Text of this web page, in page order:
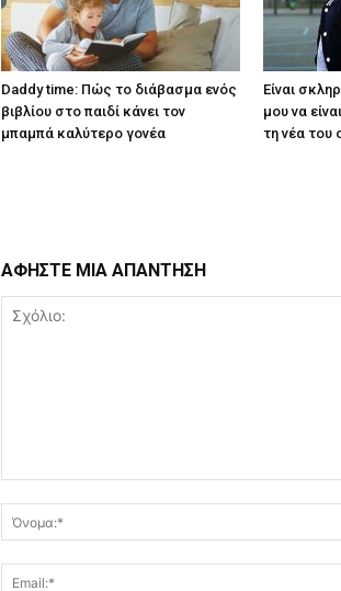
Daddy time: Πώς το διάβασμα ενός
βιβλίου στο παιδί κάνει τον
μπαμπά καλύτερο γονέα
Είναι
μου να
τη νέα του
ΑΦΗΣΤΕ ΜΙΑ ΑΠΑΝΤΗΣΗ